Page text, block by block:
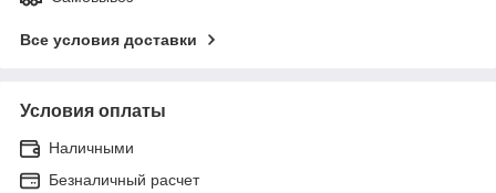
Все условия доставки
Условия оплаты
Наличными
Безналичный расчет